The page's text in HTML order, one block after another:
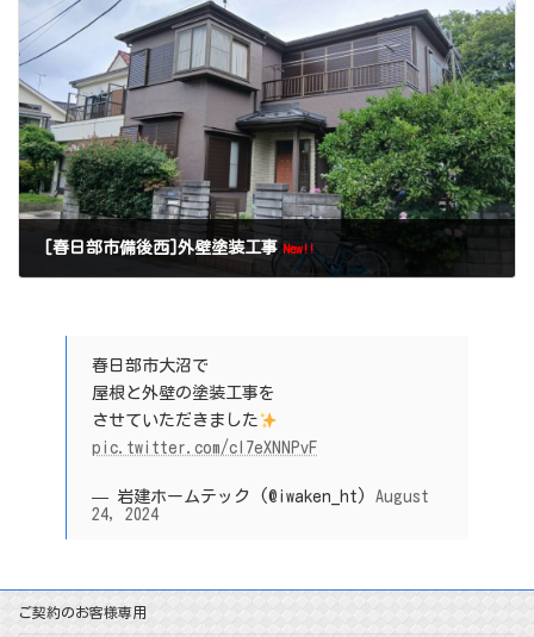
[春日部市備後西]外壁塗装工事 New!!
春日部市大沼で
屋根と外壁の塗装工事を
させていただきました
pic.twitter.com/cI7eXNNPvF
— 岩建ホームテック (@iwaken_ht) August
24, 2024
ご契約のお客様専用